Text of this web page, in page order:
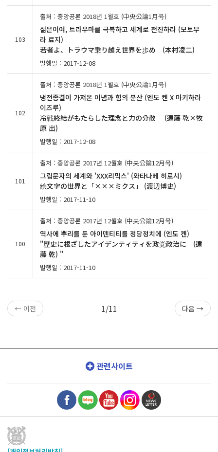
103
출처 : 중앙공론 2018년 1월호 (中央公論1月号)
젊은이여, 트라우마를 극복하고 세계로 전진하라 (모토무
라 료지)
若者よ、トラウマ乗り越え世界を歩め (本村凌二)
발행일 : 2017-12-08
102
출처 : 중앙공론 2018년 1월호 (中央公論1月号)
냉전종결이 가져온 이념과 힘의 분산 (엔도 켄 X 마키하라
이즈루)
冷戦終結がもたらした理念と力の分散 (遠藤 乾×牧
原 出)
발행일 : 2017-12-08
101
출처 : 중앙공론 2017년 12월호 (中央公論12月号)
그림문자의 세계와 'XXX리믹스' (와타나베 히로시)
絵文字の世界と「×××ミクス」 (渡辺博史)
발행일 : 2017-11-10
100
출처 : 중앙공론 2017년 12월호 (中央公論12月号)
역사에 뿌리를 둔 아이덴티티를 정당정치에 (엔도 켄)
"歴史に根ざしたアイデンティティを政党政治に (遠
藤 乾) "
발행일 : 2017-11-10
← 이전 1/11 다음 →
관련사이트